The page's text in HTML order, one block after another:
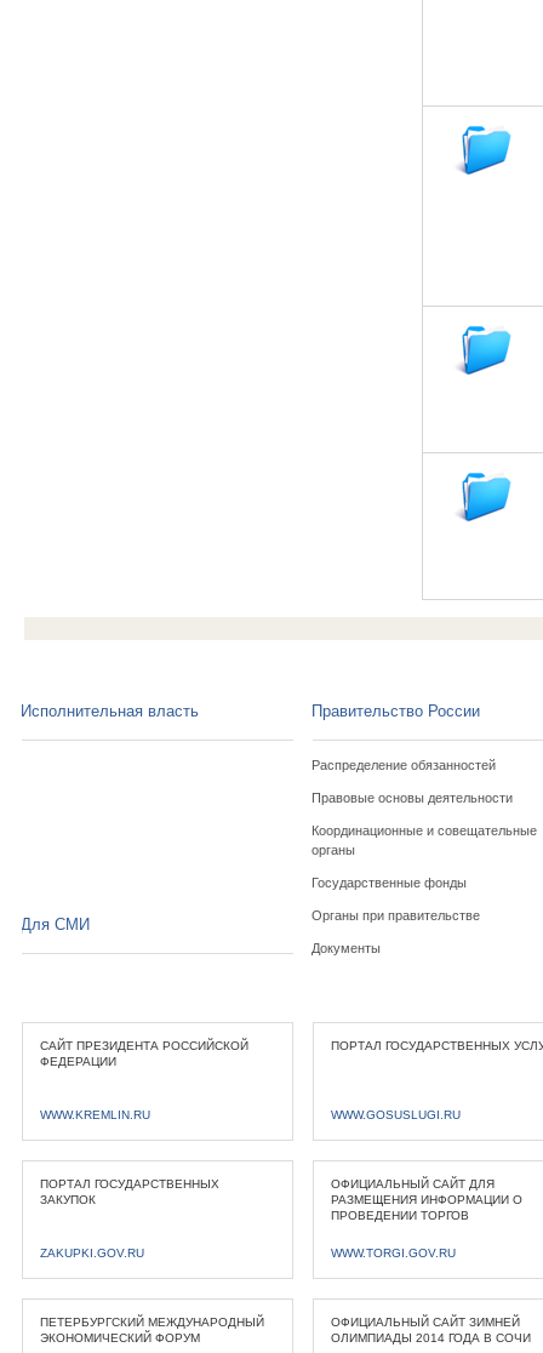
Исполнительная власть Правительство России
Распределение обязанностей
Правовые основы деятельности
Координационные и совещательные
органы
Государственные фонды
Органы при правительстве
Документы
Для СМИ
САЙТ ПРЕЗИДЕНТА РОССИЙСКОЙ
ФЕДЕРАЦИИ
WWW.KREMLIN.RU
ПОРТАЛ ГОСУДАРСТВЕННЫХ
WWW.GOSUSLUGI.RU
ПОРТАЛ ГОСУДАРСТВЕННЫХ
ЗАКУПОК
ZAKUPKI.GOV.RU
ОФИЦИАЛЬНЫЙ САЙТ ДЛЯ
РАЗМЕЩЕНИЯ ИНФОРМАЦИИ О
ПРОВЕДЕНИИ ТОРГОВ
WWW.TORGI.GOV.RU
ПЕТЕРБУРГСКИЙ МЕЖДУНАРОДНЫЙ
ЭКОНОМИЧЕСКИЙ ФОРУМ
ОФИЦИАЛЬНЫЙ САЙТ ЗИМНЕЙ
ОЛИМПИАДЫ 2014 ГОДА В СОЧИ